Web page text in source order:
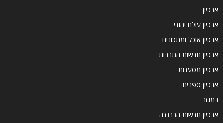
ארכיון
ארכיון עולם יהודי
ארכיון אוכל ומתכונים
ארכיון חדשות התרבות
ארכיון מסעדות
ארכיון ספרים
במגזר
ארכיון חדשות הברנז'ה